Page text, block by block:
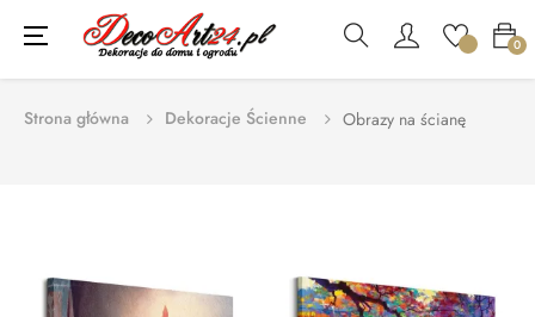
0
Toggle
navigation
☰
Strona główna Dekoracje Ścienne Obrazy na ścianę